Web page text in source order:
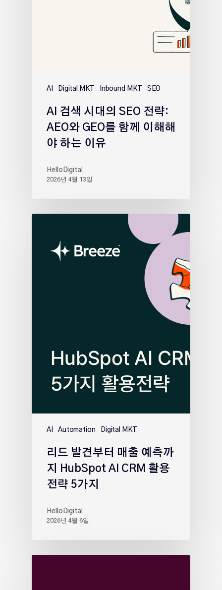
AI Digital MKT Inbound MKT SEO
AI 검색 시대의 SEO 전략:
AEO와 GEO를 함께 이해해
야 하는 이유
HelloDigital
2026년 4월 13일
AI Automation Digital MKT
리드 발견부터 매출 예측까
지 HubSpot AI CRM 활용
전략 5가지
HelloDigital
2026년 4월 6일